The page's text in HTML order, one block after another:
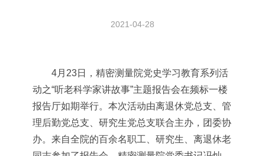
2021-04-28
4月 23日，精密测量院党史学习教育系列活
动之“听老科学家讲故事”主题报告会在频标一楼
报告厅如期举行。本次活动由离退休党总支、管
理后勤党总支、研究生党总支联合主办，团委协
办。来自全院的百余名职工、研究生、离退休老